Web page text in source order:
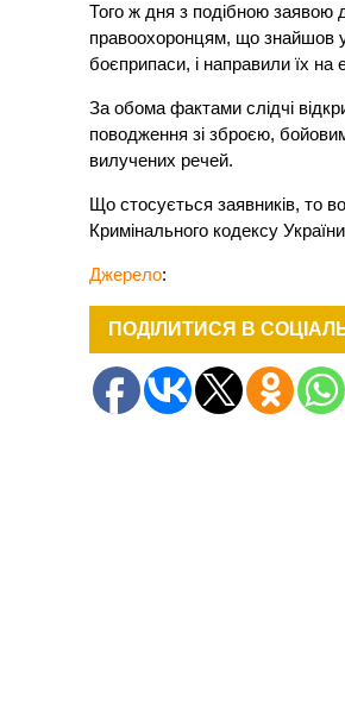
Того ж дня з подібною заявою
правоохоронцям, що знайшов у
боєприпаси, і направили їх на
За обома фактами слідчі
поводження зі зброєю,
вилучених речей.
Що стосується заявників, то
Кримінального кодексу
Джерело:
ПОДІЛИТИСЯ В